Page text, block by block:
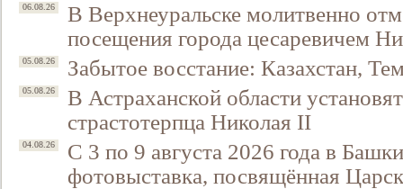
06.08.26
В Верхнеуральске молитвенно
посещения города цесаревичем
05.08.26 Забытое восстание: Казахстан,
05.08.26
В Астраханской области
страстотерпца Николая II
04.08.26
С 3 по 9 августа 2026 года в
фотовыставка, посвящённая